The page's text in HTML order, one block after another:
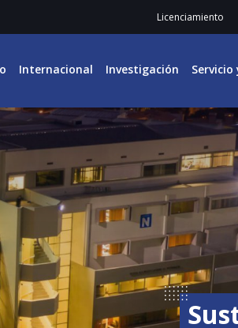
Licenciamiento
Internacional Investigación